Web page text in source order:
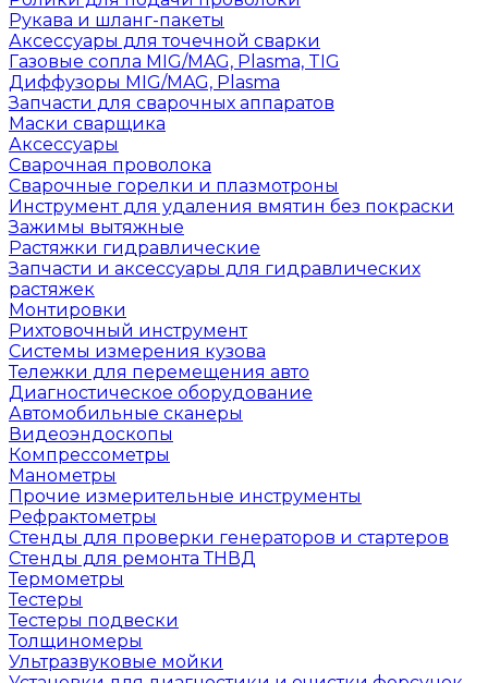
Рукава и шланг-пакеты
Аксессуары для точечной сварки
Газовые сопла MIG/MAG, Plasma, TIG
Диффузоры MIG/MAG, Plasma
Запчасти для сварочных аппаратов
Маски сварщика
Аксессуары
Сварочная проволока
Сварочные горелки и плазмотроны
Инструмент для удаления вмятин без покраски
Зажимы вытяжные
Растяжки гидравлические
Запчасти и аксессуары для гидравлических
растяжек
Монтировки
Рихтовочный инструмент
Системы измерения кузова
Тележки для перемещения авто
Диагностическое оборудование
Автомобильные сканеры
Видеоэндоскопы
Компрессометры
Манометры
Прочие измерительные инструменты
Рефрактометры
Стенды для проверки генераторов и стартеров
Стенды для ремонта ТНВД
Термометры
Тестеры
Тестеры подвески
Толщиномеры
Ультразвуковые мойки